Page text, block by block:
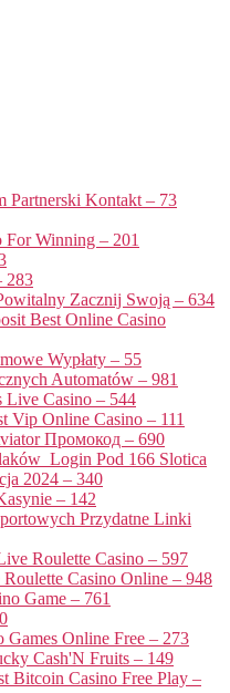
Partnerski Kontakt – 73
For Winning – 201
283
Zacznij Swoją – 634
Best Online Casino
Wypłaty – 55
Automatów – 981
Casino – 544
Vip Online Casino – 111
Промокод – 690
Login Pod 166 Slotica
2024 – 340
– 142
Przydatne Linki
Roulette Casino – 597
Casino Online – 948
Game – 761
Games Online Free – 273
Cash'N Fruits – 149
Bitcoin Casino Free Play –